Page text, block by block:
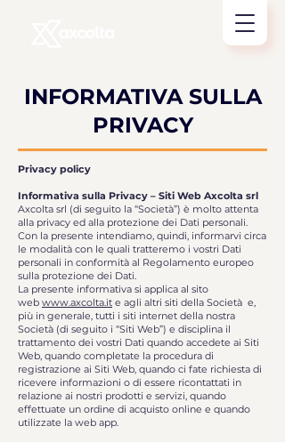
INFORMATIVA SULLA
PRIVACY
Privacy policy
Informativa sulla Privacy – Siti Web Axcolta srl
Axcolta srl (di seguito la “Società”) è molto attenta
alla privacy ed alla protezione dei Dati personali.
Con la presente intendiamo, quindi, informarvi circa
le modalità con le quali tratteremo i vostri Dati
personali in conformità al Regolamento europeo
sulla protezione dei Dati.
La presente informativa si applica al sito
web www.axcolta.it e agli altri siti della Società e,
più in generale, tutti i siti internet della nostra
Società (di seguito i “Siti Web”) e disciplina il
trattamento dei vostri Dati quando accedete ai Siti
Web, quando completate la procedura di
registrazione ai Siti Web, quando ci fate richiesta di
ricevere informazioni o di essere ricontattati in
relazione ai nostri prodotti e servizi, quando
effettuate un ordine di acquisto online e quando
utilizzate la web app.